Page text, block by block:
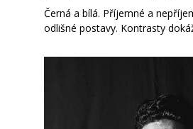
Černá a bílá. Příjemné a
odlišné postavy. Kontrasty